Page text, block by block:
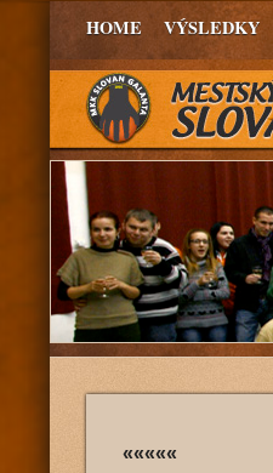
HOME VÝSLEDKY
«««««